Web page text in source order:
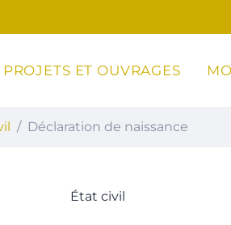
PROJETS ET OUVRAGES
Déclaration de naissance
État civil